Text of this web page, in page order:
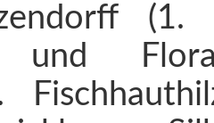
und